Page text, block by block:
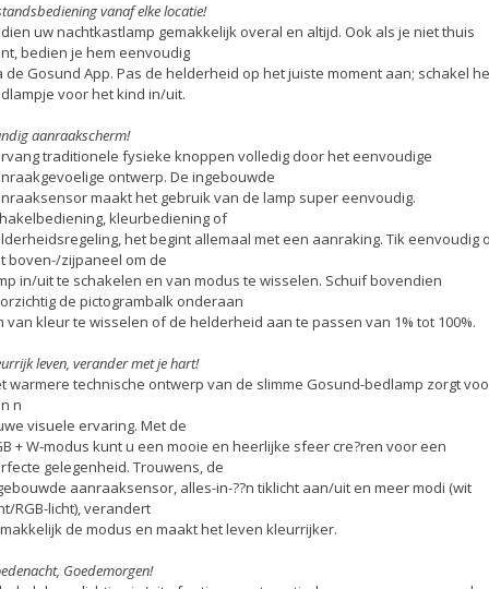
vanaf elke locatie!
uw nachtkastlamp gemakkelijk overal en altijd. Ook als je niet thuis
bedien je hem eenvoudig
de Gosund App. Pas de helderheid op het juiste moment aan; schakel
voor het kind in/uit.
aanraakscherm!
traditionele fysieke knoppen volledig door het eenvoudige
ontwerp. De ingebouwde
maakt het gebruik van de lamp super eenvoudig.
kleurbediening of
het begint allemaal met een aanraking. Tik eenvoudig
boven-/zijpaneel om de
in/uit te schakelen en van modus te wisselen. Schuif bovendien
de pictogrambalk onderaan
van kleur te wisselen of de helderheid aan te passen van 1% tot 100%.
leven, verander met je hart!
warmere technische ontwerp van de slimme Gosund-bedlamp zorgt
n
visuele ervaring. Met de
+ W-modus kunt u een mooie en heerlijke sfeer cre?ren voor een
gelegenheid. Trouwens, de
aanraaksensor, alles-in-??n tiklicht aan/uit en meer modi (wit
RGB-licht), verandert
de modus en maakt het leven kleurrijker.
Goedemorgen!